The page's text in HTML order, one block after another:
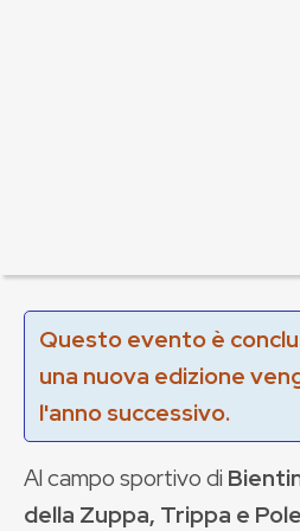
Questo evento è
una nuova edizione
l'anno successivo.
Al campo sportivo di
della Zuppa, Trippa e